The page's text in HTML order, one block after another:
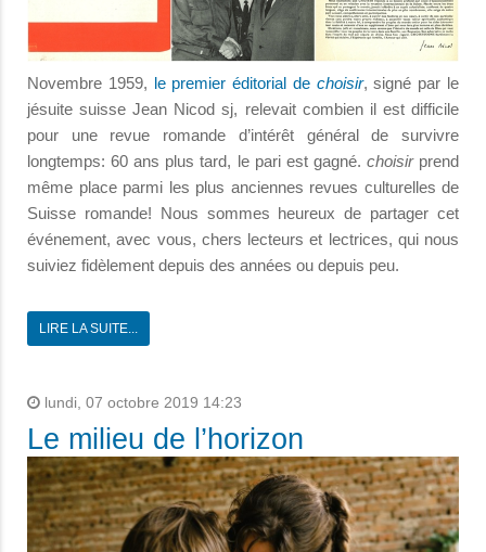
Novembre 1959, le premier éditorial de choisir, signé par le
jésuite suisse Jean Nicod sj, relevait combien il est difficile
pour une revue romande d’intérêt général de survivre
longtemps: 60 ans plus tard, le pari est gagné. choisirprend
même place parmi les plus anciennes revues culturelles de
Suisse romande! Nous sommes heureux de partager cet
événement, avec vous, chers lecteurs et lectrices, qui nous
suiviez fidèlement depuis des années ou depuis peu.
LIRE LA SUITE...
lundi, 07 octobre 2019 14:23
Le milieu de l’horizon